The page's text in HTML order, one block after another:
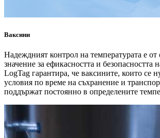
Ваксини
Надеждният контрол на температурата е от
значение за ефикасността и безопасността
LogTag гарантира, че ваксините, които се
условия по време на съхранение и
поддържат постоянно в определените